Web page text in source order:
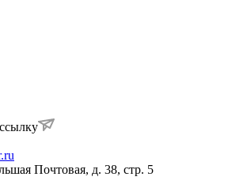
Почтовая, д. 38, стр. 5